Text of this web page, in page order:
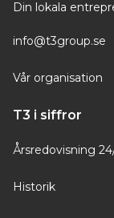
Din lokala
info@t3group.se
Vår organisation
T3 i siffror
Årsredovisning
Historik